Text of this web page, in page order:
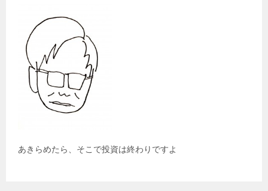
あきらめたら、そこで投資は終わりですよ